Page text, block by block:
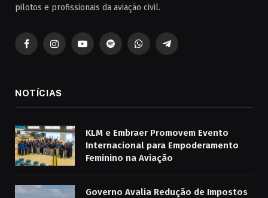
pilotos e profissionais da aviação civil.
FacebookInstagramYouTubeSpotifyWhatsAppTelegrama
NOTÍCIAS
KLM e Embraer Promovem Evento
Internacional para Empoderamento
Feminino na Aviação
Governo Avalia Redução de Impostos